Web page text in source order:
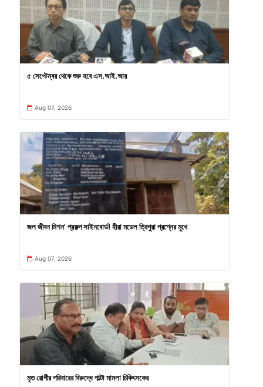
৫ সেপ্টেম্বর থেকে শুরু হবে এস.আই.আর
Aug 07, 2026
জল জীবন মিশন' প্রকল্প সাইনবোর্ড! হীরা মডেল ত্রিপুরা প্রশ্নের মুখে
Aug 07, 2026
মৃত রোগীর পরিবারের বিরুদ্ধে পাল্টা মামলা চিকিৎসকের